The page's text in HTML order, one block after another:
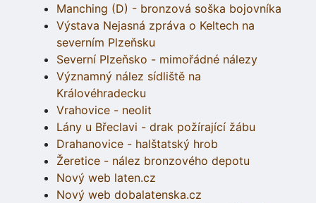
Manching (D) - bronzová soška bojovníka
Výstava Nejasná zpráva o Keltech na
severním Plzeňsku
Severní Plzeňsko - mimořádné nálezy
Významný nález sídliště na
Královéhradecku
Vrahovice - neolit
Lány u Břeclavi - drak požírající žábu
Drahanovice - halštatský hrob
Žeretice - nález bronzového depotu
Nový web laten.cz
Nový web dobalatenska.cz